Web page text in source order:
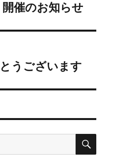
催のお知らせ
うございます
検